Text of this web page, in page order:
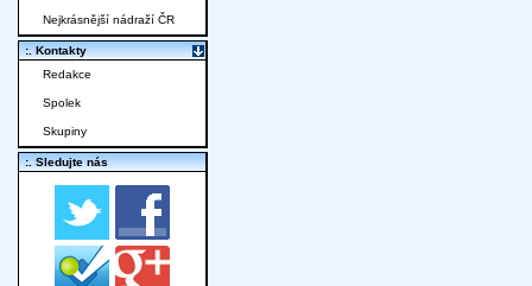
Nejkrásnější nádraží ČR
:. Kontakty
Redakce
Spolek
Skupiny
:. Sledujte nás